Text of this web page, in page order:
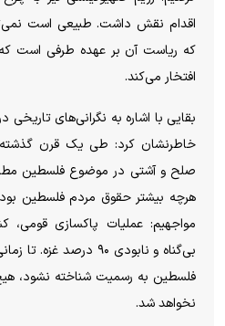
اقدام نقش داشت. طبیعی است
که ریاست آن بر عهده طرفی است که
افتخار می‌کند.
بقایی با اشاره به نگرانی‌های
خاطرنشان کرد: طی یک قرن
صلح و آشتی در موضوع فلسطین
هرچه بیشتر حقوق مردم فلسطین
بی‌گناه و نابودی ۹۰
فلسطین به رسمیت شناخته نشود،
نخواهد شد.